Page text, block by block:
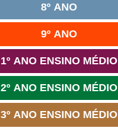
8º ANO
9º ANO
1º ANO ENSINO MÉDIO
2º ANO ENSINO MÉDIO
3º ANO ENSINO MÉDIO